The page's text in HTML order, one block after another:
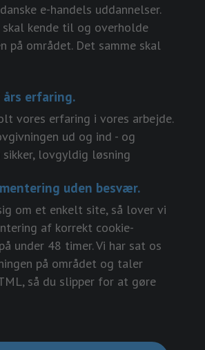
e-handels uddannelser.
skal kende til og overholde
på området. Det samme skal
års erfaring.
vores erfaring i vores arbejde.
ud og ind - og
sikker, lovgyldig løsning
uden besvær.
om et enkelt site, så lover vi
af korrekt cookie-
under 48 timer. Vi har sat os
på området og taler
så du slipper for at gøre